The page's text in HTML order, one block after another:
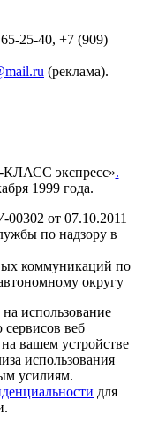
25-40, +7 (909)
(реклама).
экспресс».
1999 года.
от 07.10.2011
по надзору в
коммуникаций по
округу
использование
веб
вашем устройстве
использования
усилиям.
для